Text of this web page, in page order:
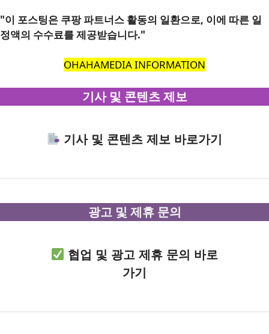
"이 포스팅은 쿠팡 파트너스 활동의 일환으로, 이에 따른 일
정액의 수수료를 제공받습니다."
OHAHAMEDIA INFORMATION
기사 및 콘텐츠 제보
기사 및 콘텐츠 제보 바로가기
광고 및 제휴 문의
협업 및 광고 제휴 문의 바로
가기